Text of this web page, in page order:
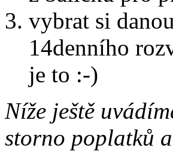
vybrat si
14denního
je to :-)
Níže ještě
storno poplatků